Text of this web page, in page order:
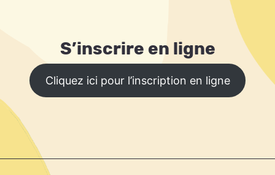
S’inscrire en ligne
Cliquez ici pour l’inscription en ligne